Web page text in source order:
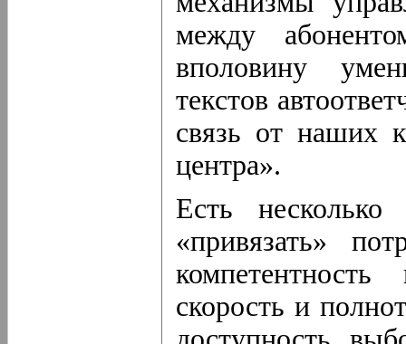
между
вполовину
текстов
связь от наших
центра».
Есть
«привязать»
скорость и